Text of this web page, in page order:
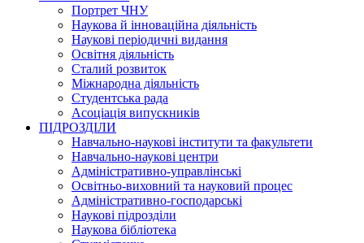
Портрет ЧНУ
Наукова й інноваційна діяльність
Наукові періодичні видання
Освітня діяльність
Сталий розвиток
Міжнародна діяльність
Студентська рада
Асоціація випускників
ПІДРОЗДІЛИ
Навчально-наукові інститути та факультети
Навчально-наукові центри
Адміністративно-управлінські
Освітньо-виховний та науковий процес
Адміністративно-господарські
Наукові підрозділи
Наукова бібліотека